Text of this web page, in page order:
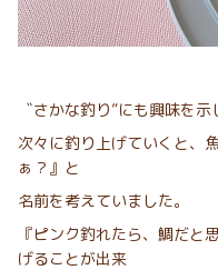
〝さかな釣り”にも興味を
次々に釣り上げていくと、
ぁ？』と
名前を考えていました。
『ピンク釣れたら、鯛だ
げることが出来